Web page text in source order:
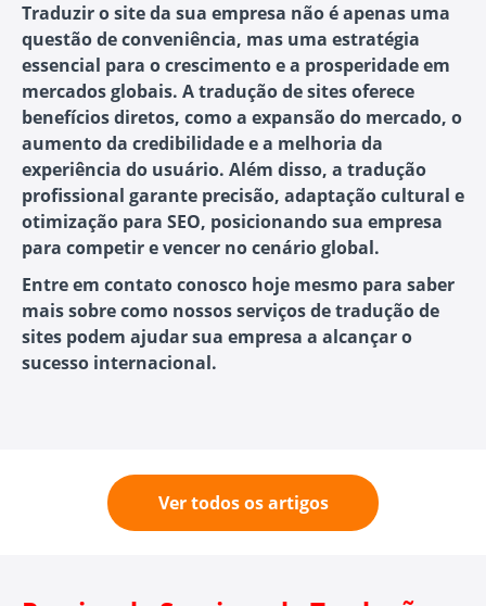
Traduzir o site da sua empresa não é apenas uma
questão de conveniência, mas uma estratégia
essencial para o crescimento e a prosperidade em
mercados globais. A tradução de sites oferece
benefícios diretos, como a expansão do mercado, o
aumento da credibilidade e a melhoria da
experiência do usuário. Além disso, a tradução
profissional garante precisão, adaptação cultural e
otimização para SEO, posicionando sua empresa
para competir e vencer no cenário global.
Entre em contato conosco hoje mesmo para saber
mais sobre como nossos serviços de tradução de
sites podem ajudar sua empresa a alcançar o
sucesso internacional.
Ver todos os artigos